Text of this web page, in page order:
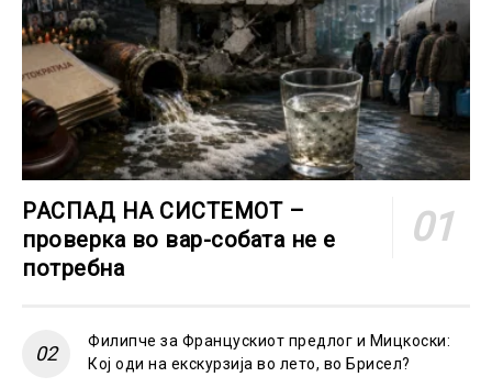
РАСПАД НА СИСТЕМОТ –
проверка во вар-собата не е
потребна
Филипче за Францускиот предлог и Мицкоски:
Кој оди на екскурзија во лето, во Брисел?